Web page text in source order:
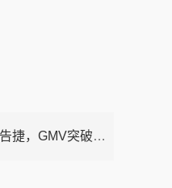
突破600万大关！